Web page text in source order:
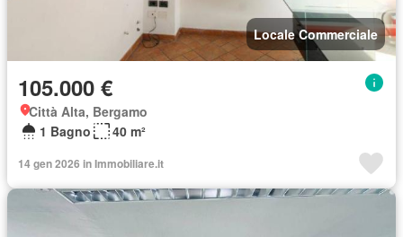
Locale Commerciale
105.000 €
Città Alta, Bergamo
1 Bagno
40 m²
14 gen 2026 in Immobiliare.it